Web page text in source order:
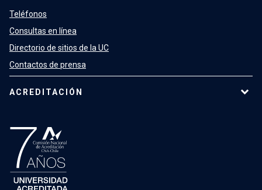
Teléfonos
Consultas en línea
Directorio de sitios de la UC
Contactos de prensa
ACREDITACIÓN